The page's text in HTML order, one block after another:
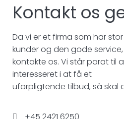
Kontakt os
Da vi er et firma som har
kunder og den gode
kontakte os. Vi står parat til
interesseret i at få et
uforpligtende tilbud, så skal